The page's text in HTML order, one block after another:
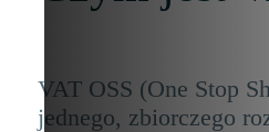
VAT OSS (One Stop
jednego, zbiorczego